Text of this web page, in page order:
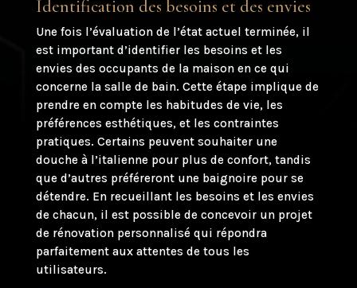
Identification des besoins et des envies
Une fois l’évaluation de l’état actuel terminée, il
est important d’identifier les besoins et les
envies des occupants de la maison en ce qui
concerne la salle de bain. Cette étape implique de
prendre en compte les habitudes de vie, les
préférences esthétiques, et les contraintes
pratiques. Certains peuvent souhaiter une
douche à l’italienne pour plus de confort, tandis
que d’autres préféreront une baignoire pour se
détendre. En recueillant les besoins et les envies
de chacun, il est possible de concevoir un projet
de rénovation personnalisé qui répondra
parfaitement aux attentes de tous les
utilisateurs.